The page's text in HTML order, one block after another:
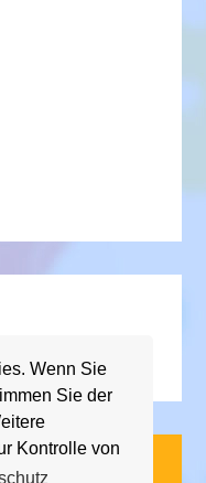
Wenn Sie
Sie der
Kontrolle von
- 2026